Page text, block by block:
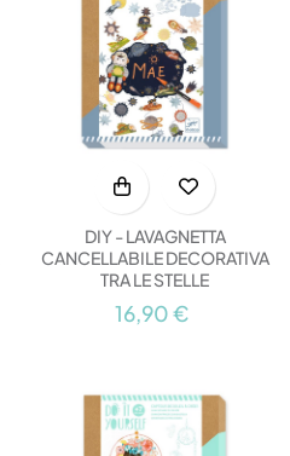
DIY - LAVAGNETTA
CANCELLABILE DECORATIVA
TRA LE STELLE
16,90 €